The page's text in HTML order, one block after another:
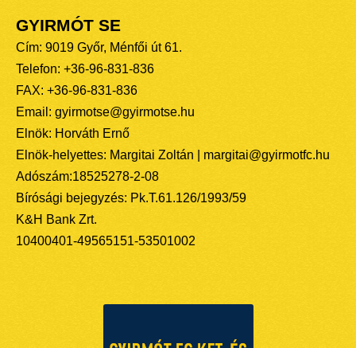
GYIRMÓT SE
Cím: 9019 Győr, Ménfői út 61.
Telefon: +36-96-831-836
FAX: +36-96-831-836
Email: gyirmotse@gyirmotse.hu
Elnök: Horváth Ernő
Elnök-helyettes: Margitai Zoltán | margitai@gyirmotfc.hu
Adószám:18525278-2-08
Bírósági bejegyzés: Pk.T.61.126/1993/59
K&H Bank Zrt.
10400401-49565151-53501002